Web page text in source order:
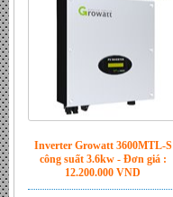
Inverter Growatt 3600MTL-S
công suất 3.6kw - Đơn giá :
12.200.000 VND